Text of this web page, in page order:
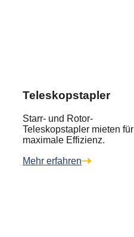
Teleskopstapler
Starr- und Rotor-
Teleskopstapler mieten für
maximale Effizienz.
Mehr erfahren